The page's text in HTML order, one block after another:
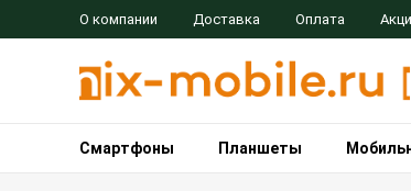
О компании Доставка Оплата
Смартфоны Планшеты